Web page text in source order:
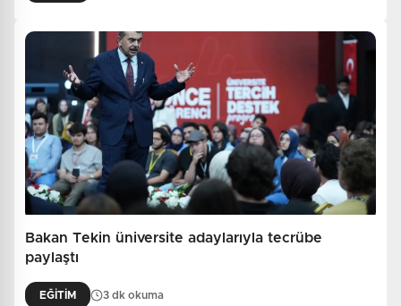
Bakan Tekin üniversite adaylarıyla tecrübe
paylaştı
EĞİTİM 3 dk okuma